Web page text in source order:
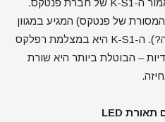
המצלמה השנייה שהוכרזה היא כאמור ה-K-S1 של חברת פנטקס.
של פנטקס) המגיע במגוון
צבעים (מישהו רוצה מצלמה חומה?). ה-K-S1 היא במצלמת רפלקס
– הבוטלת ביותר היא שורת